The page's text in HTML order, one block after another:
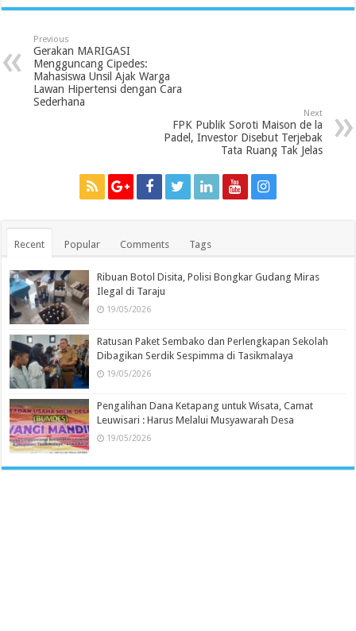
Previous
Gerakan MARIGASI
Mengguncang Cipedes:
Mahasiswa Unsil Ajak Warga
Lawan Hipertensi dengan Cara
Sederhana
Next
FPK Publik Soroti Maison de la
Padel, Investor Disebut Terjebak
Tata Ruang Tak Jelas
Recent Popular Comments Tags
Ribuan Botol Disita, Polisi Bongkar Gudang Miras
Ilegal di Taraju
19/05/2026
Ratusan Paket Sembako dan Perlengkapan Sekolah
Dibagikan Serdik Sespimma di Tasikmalaya
19/05/2026
Pengalihan Dana Ketapang untuk Wisata, Camat
Leuwisari : Harus Melalui Musyawarah Desa
19/05/2026